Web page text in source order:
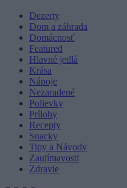
Dezerty
Dom a záhrada
Domácnosť
Featured
Hlavné jedlá
Krása
Nápoje
Nezaradené
Polievky
Prílohy
Recepty
Snacky
Tipy a Návody
Zaujímavosti
Zdravie